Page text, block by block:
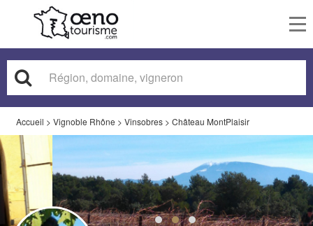
Accueil > Vignoble Rhône > Vinsobres > Château MontPlaisir